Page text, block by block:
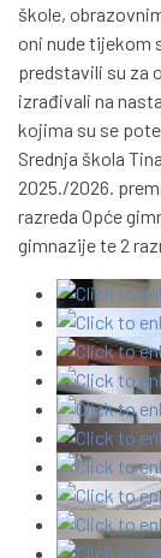
škole,
oni nude tijekom
predstavili su za
izrađivali na
kojima su se
Srednja škola
2025./2026.
razreda Opće
gimnazije te 2